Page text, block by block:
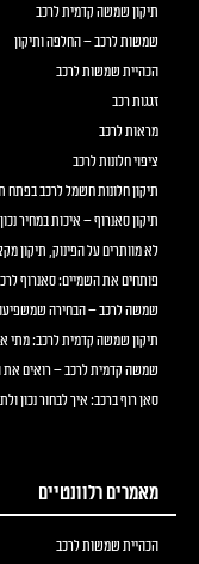
תיקון שמשה קדמית לרכב
שמשות לרכב – החלפה ותיקון
הכהיית שמשות לרכב
זגגות רכב
מראות לרכב
ציפוי חלונות לרכב
תיקון חלונות חשמל לרכב בפתח
תיקון סאנרוף – איכות במחיר נכון
לא מוותרים על הפינוק, תיקון
פותחים את השמיים: סאנרוף
שמשה לרכב – הבחירה
תיקון שמשה קדמית לרכב: מתי
שמשה קדמית לרכב – רואים את
סאן רוף ברכב: איך לבחור נכון
מאמרים רלוונטיים
הכהיית שמשות לרכב